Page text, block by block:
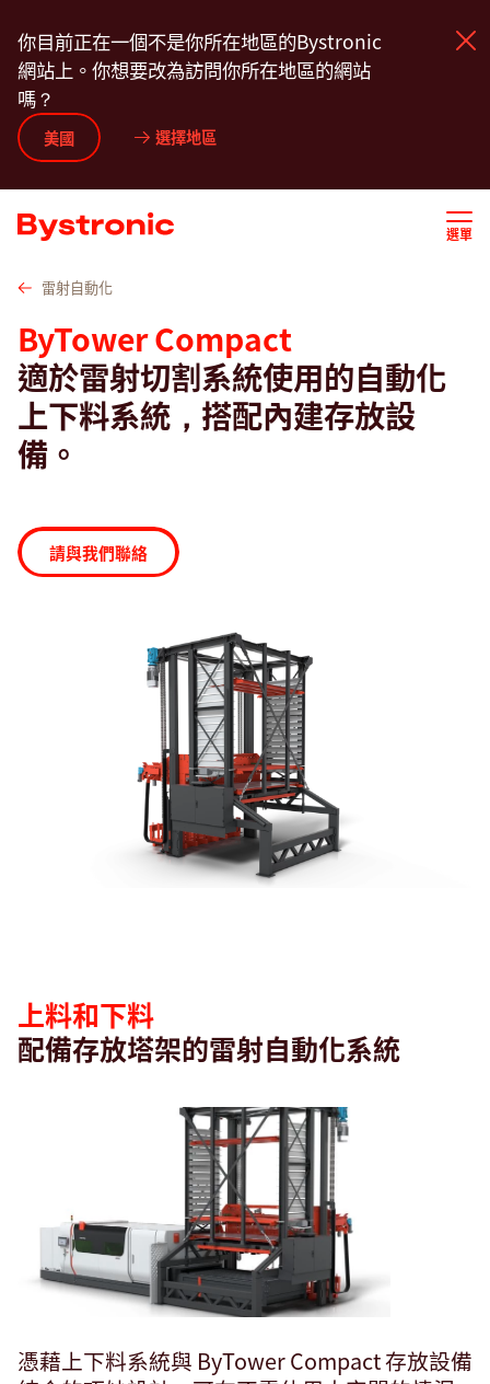
至
主
容
你目前正在一個不是你所在地區的Bystronic
網站上。你想要改為訪問你所在地區的網站
嗎？
美國 選擇地區
選單
機台和軟體
服務
應用
新聞中心
企業
搜尋
技術資料 影片 服務
雷射自動化
ByTower Compact
適於雷射切割系統使用的自動化
上下料系統，搭配內建存放設
備。
請與我們聯絡
上料和下料
配備存放塔架的雷射自動化系統
憑藉上下料系統與 ByTower Compact 存放設備